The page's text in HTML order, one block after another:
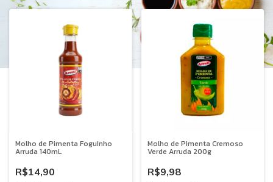
Molho de Pimenta Foguinho
Arruda 140mL
R$14,90
Molho de Pimenta Cremoso
Verde Arruda 200g
R$9,98